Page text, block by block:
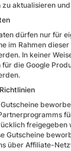
zu aktualisieren
dürfen nur für
im Rahmen
In keiner
die Google
freigegeben
Gutscheine
über Affiliate-